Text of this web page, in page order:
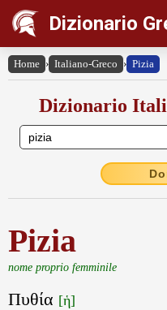
Dizionario
Home › Italiano-Greco › Pizia
Dizionario
Pizia
nome proprio femminile
Πυθία [ἡ]